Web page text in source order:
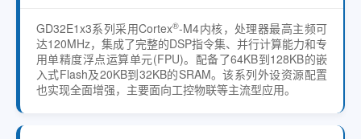
GD32E1x3系列采用Cortex®-M4内核，处理器最高主频可
达120MHz，集成了完整的DSP指令集、并行计算能力和专
用单精度浮点运算单元(FPU)。配备了64KB到128KB的嵌
入式Flash及20KB到32KB的SRAM。该系列外设资源配置
也实现全面增强，主要面向工控物联等主流型应用。